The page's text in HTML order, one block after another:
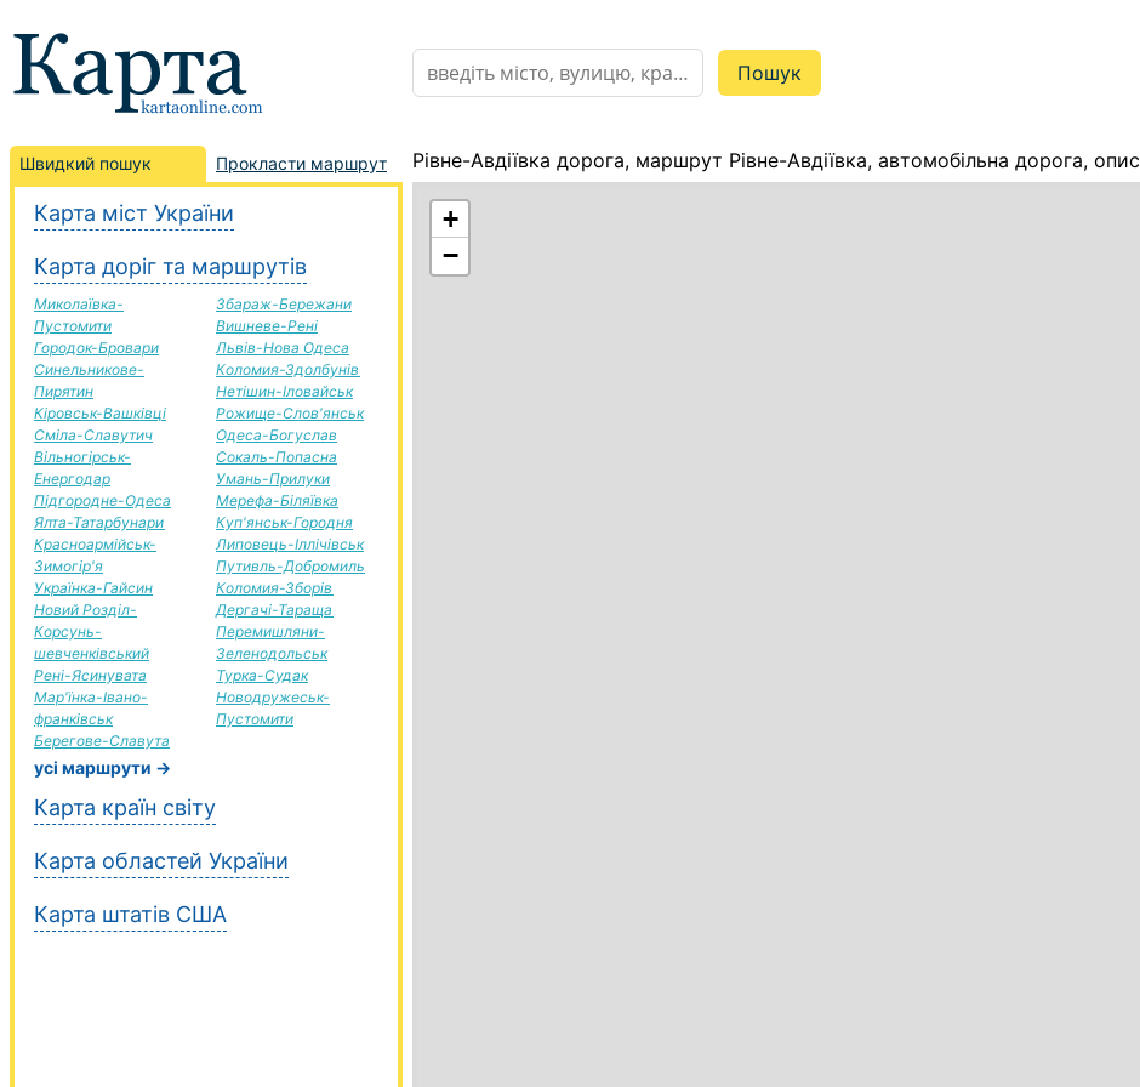
Швидкий пошук Прокласти маршрут
Карта міст України
Карта доріг та маршрутів
Миколаївка-
Пустомити
Городок-Бровари
Синельникове-
Пирятин
Кіровськ-Вашківці
Сміла-Славутич
Вільногірськ-
Енергодар
Підгородне-Одеса
Ялта-Татарбунари
Красноармійськ-
Зимогір'я
Українка-Гайсин
Новий Розділ-
Корсунь-
шевченківський
Рені-Ясинувата
Мар'їнка-Івано-
франківськ
Берегове-Славута
Збараж-Бережани
Вишневе-Рені
Львів-Нова Одеса
Коломия-Здолбунів
Нетішин-Іловайськ
Рожище-Слов'янськ
Одеса-Богуслав
Сокаль-Попасна
Умань-Прилуки
Мерефа-Біляївка
Куп'янськ-Городня
Липовець-Іллічівськ
Путивль-Добромиль
Коломия-Зборів
Дергачі-Тараща
Перемишляни-
Зеленодольськ
Турка-Судак
Новодружеськ-
Пустомити
усі маршрути →
Карта країн світу
Карта областей України
Карта штатів США
Рівне-Авдіївка дорога, маршрут Рівне-Авдіївка, автомобільна дорога, опис
+
−